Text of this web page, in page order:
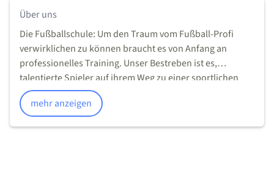
Über uns
Die Fußballschule: Um den Traum vom Fußball-Profi
verwirklichen zu können braucht es von Anfang an
professionelles Training. Unser Bestreben ist es,
talentierte Spieler auf ihrem Weg zu einer sportlichen
Karriere mit unserer Fußballschule zu unterstützen und
ihnen eine Förderung auf höchstem Niveau zu bieten.
mehr anzeigen